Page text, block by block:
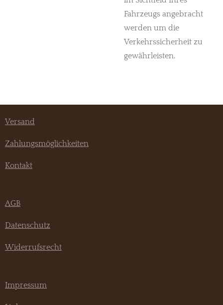
Fahrzeugs angebracht
werden um die
Verkehrssicherheit zu
gewährleisten.
Versand
Zahlungsmöglichkeiten
Kontakt
AGB
Datenschutz
Widerrufsrecht
Impressum